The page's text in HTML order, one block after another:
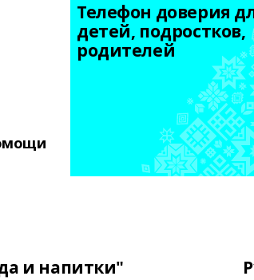
Телефон доверия
детей, подростков,
родителей
и напитки"